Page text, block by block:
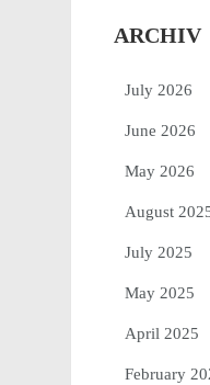
ARCHIV
July 2026
June 2026
May 2026
August
July 2025
May 2025
April 2025
February